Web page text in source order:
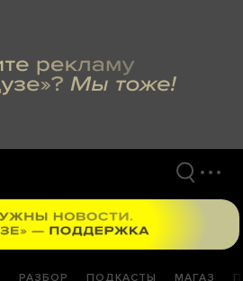
РАЗБОР ПОДКАСТЫ МАГАЗ